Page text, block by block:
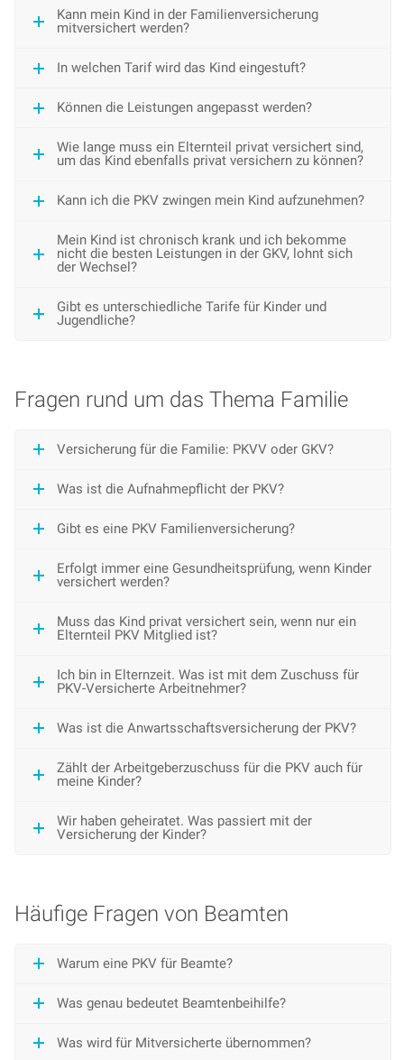
Kann mein Kind in der Familienversicherung
mitversichert werden?
In welchen Tarif wird das Kind eingestuft?
Können die Leistungen angepasst werden?
Wie lange muss ein Elternteil privat versichert sind,
um das Kind ebenfalls privat versichern zu können?
Kann ich die PKV zwingen mein Kind aufzunehmen?
Mein Kind ist chronisch krank und ich bekomme
nicht die besten Leistungen in der GKV, lohnt sich
der Wechsel?
Gibt es unterschiedliche Tarife für Kinder und
Jugendliche?
Fragen rund um das Thema Familie
Versicherung für die Familie: PKVV oder GKV?
Was ist die Aufnahmepflicht der PKV?
Gibt es eine PKV Familienversicherung?
Erfolgt immer eine Gesundheitsprüfung, wenn Kinder
versichert werden?
Muss das Kind privat versichert sein, wenn nur ein
Elternteil PKV Mitglied ist?
Ich bin in Elternzeit. Was ist mit dem Zuschuss für
PKV-Versicherte Arbeitnehmer?
Was ist die Anwartsschaftsversicherung der PKV?
Zählt der Arbeitgeberzuschuss für die PKV auch für
meine Kinder?
Wir haben geheiratet. Was passiert mit der
Versicherung der Kinder?
Häufige Fragen von Beamten
Warum eine PKV für Beamte?
Was genau bedeutet Beamtenbeihilfe?
Was wird für Mitversicherte übernommen?